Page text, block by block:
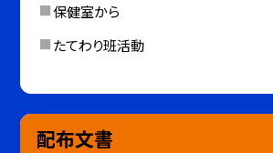
保健室から
たてわり班活動
配布文書